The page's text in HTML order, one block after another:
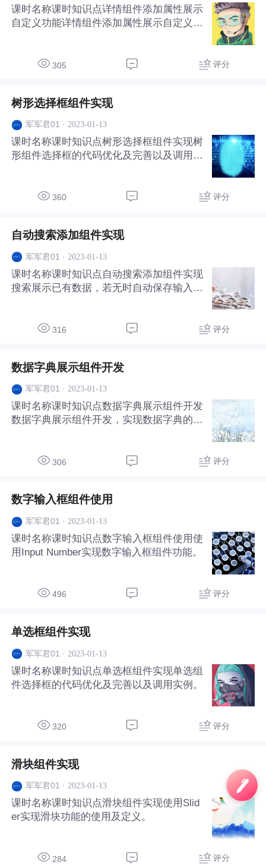
课时名称课时知识点详情组件添加属性展示
自定义功能详情组件添加属性展示自定义功
305 评分
树形选择框组件实现
军军君01 · 2023-01-13
课时名称课时知识点树形选择框组件实现树
形组件选择框的代码优化及完善以及调用实
360 评分
自动搜索添加组件实现
军军君01 · 2023-01-13
课时名称课时知识点自动搜索添加组件实现
搜索展示已有数据，若无时自动保存输入的
316 评分
数据字典展示组件开发
军军君01 · 2023-01-13
课时名称课时知识点数据字典展示组件开发
数据字典展示组件开发，实现数据字典的自
306 评分
数字输入框组件使用
军军君01 · 2023-01-13
课时名称课时知识点数字输入框组件使用使
用Input Number实现数字输入框组件功能。
496 评分
单选框组件实现
军军君01 · 2023-01-13
课时名称课时知识点单选框组件实现单选组
件选择框的代码优化及完善以及调用实例。
320 评分
滑块组件实现
军军君01 · 2023-01-13
课时名称课时知识点滑块组件实现使用Slid
er实现滑块功能的使用及定义。
284 评分